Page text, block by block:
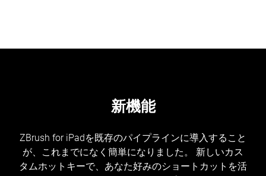
新機能
ZBrush for iPadを既存のパイプラインに導入すること
が、これまでになく簡単になりました。 新しいカス
タムホットキーで、あなた好みのショートカットを活